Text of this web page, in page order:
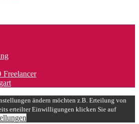
Freelancer
ändern möchten z.B. Erteilung von
erteilter Einwilligungen klicken Sie auf